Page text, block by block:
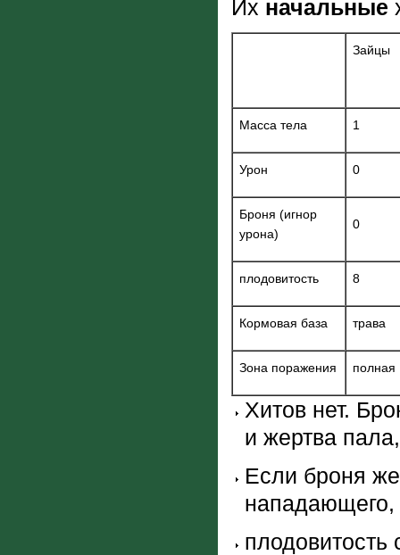
Их начальные
Зайцы
Масса тела 1
Урон 0
Броня (игнор
урона)
0
плодовитость 8
Кормовая база трава
Зона поражения полная
Хитов нет.
и жертва
Если броня
нападающего,
плодовитость